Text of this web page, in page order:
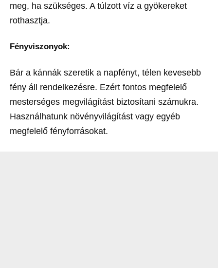
meg, ha szükséges. A túlzott víz a gyökereket
rothasztja.
Fényviszonyok:
Bár a kánnák szeretik a napfényt, télen kevesebb
fény áll rendelkezésre. Ezért fontos megfelelő
mesterséges megvilágítást biztosítani számukra.
Használhatunk növényvilágítást vagy egyéb
megfelelő fényforrásokat.